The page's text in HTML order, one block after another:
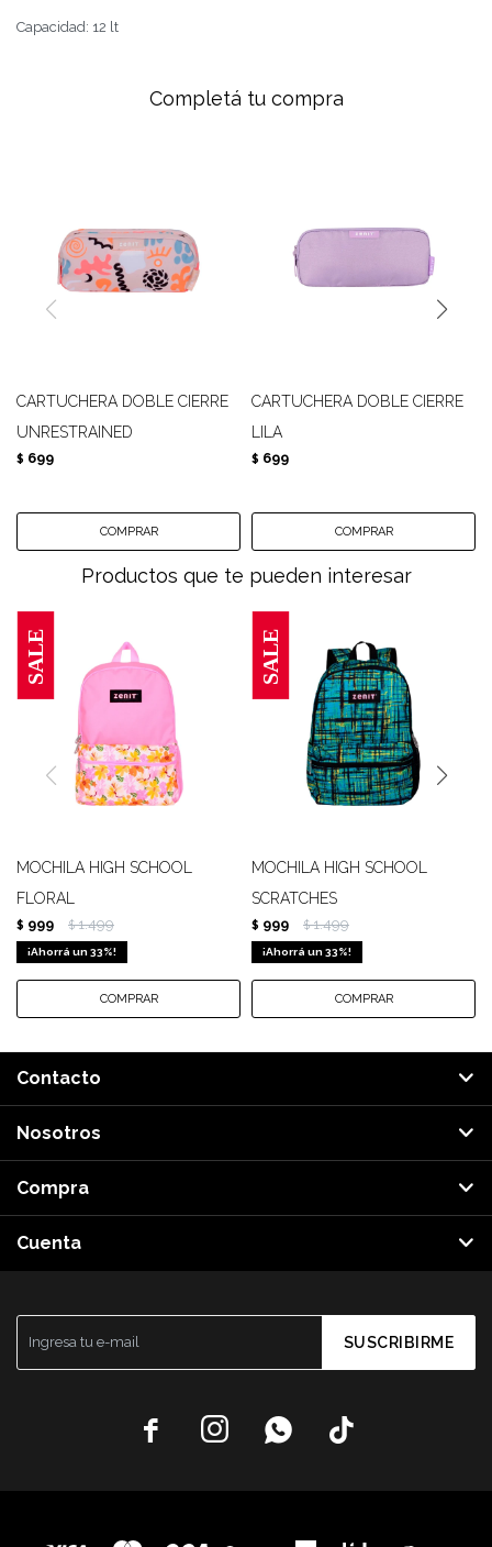
Capacidad: 12 lt
Completá tu compra
CARTUCHERA DOBLE CIERRE
UNRESTRAINED
$ 699
CARTUCHERA DOBLE CIERRE
LILA
$ 699
Productos que te pueden interesar
MOCHILA HIGH SCHOOL
FLORAL
$ 999 $ 1.499
33
MOCHILA HIGH SCHOOL
SCRATCHES
$ 999 $ 1.499
33
SUSCRIBIRME
   
Contacto
Nosotros
Compra
Cuenta